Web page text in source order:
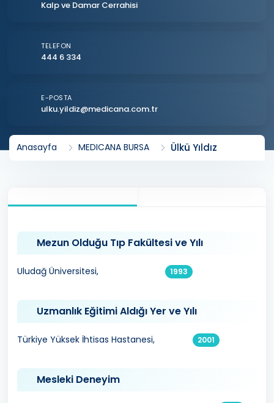
Kalp ve Damar Cerrahisi
TELEFON
444 6 334
E-POSTA
ulku.yildiz@medicana.com.tr
Anasayfa MEDICANA BURSA Ülkü Yıldız
Mezun Olduğu Tıp Fakültesi ve Yılı
Uludağ Üniversitesi, 1993
Uzmanlık Eğitimi Aldığı Yer ve Yılı
Türkiye Yüksek İhtisas Hastanesi, 2001
Mesleki Deneyim